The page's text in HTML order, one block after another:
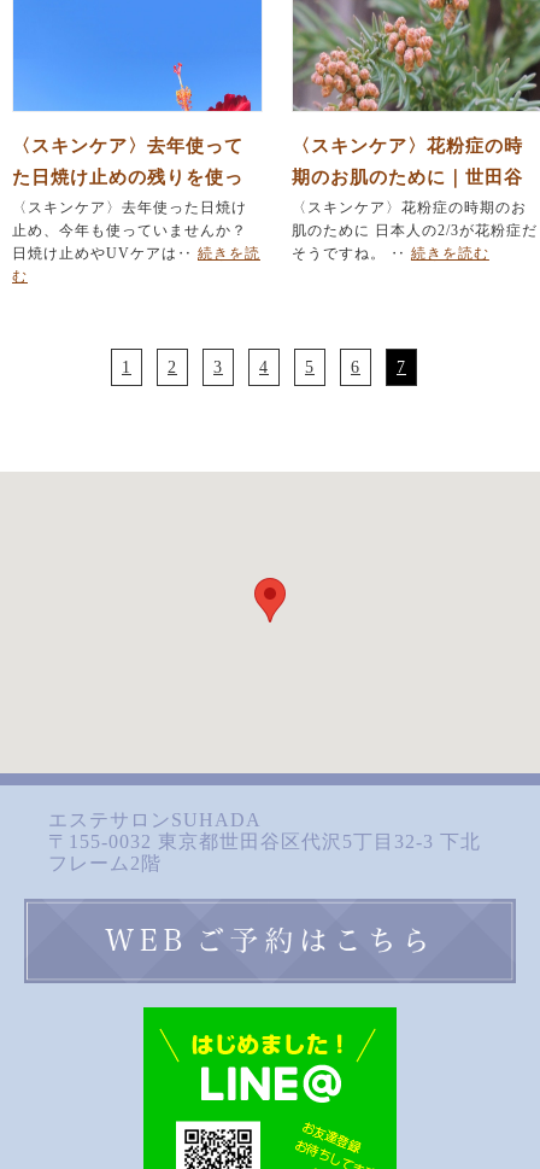
〈スキンケア〉去年使って
た日焼け止めの残りを使っ
ていませんか？｜世田谷代
田駅 毛穴・肌荒れ・たる
み改善をしたいならエステ
〈スキンケア〉去年使った日焼け
止め、今年も使っていませんか？
日焼け止めやUVケアは‥ 続きを読
む
〈スキンケア〉花粉症の時
期のお肌のために｜世田谷
代田駅 小顔・肌再生エス
テサロンSUHADA
〈スキンケア〉花粉症の時期のお
肌のために 日本人の2/3が花粉症だ
そうですね。 ‥ 続きを読む
1 2 3 4 5 6 7
エステサロンSUHADA
〒155-0032 東京都世田谷区代沢5丁目32-3 下北
フレーム2階